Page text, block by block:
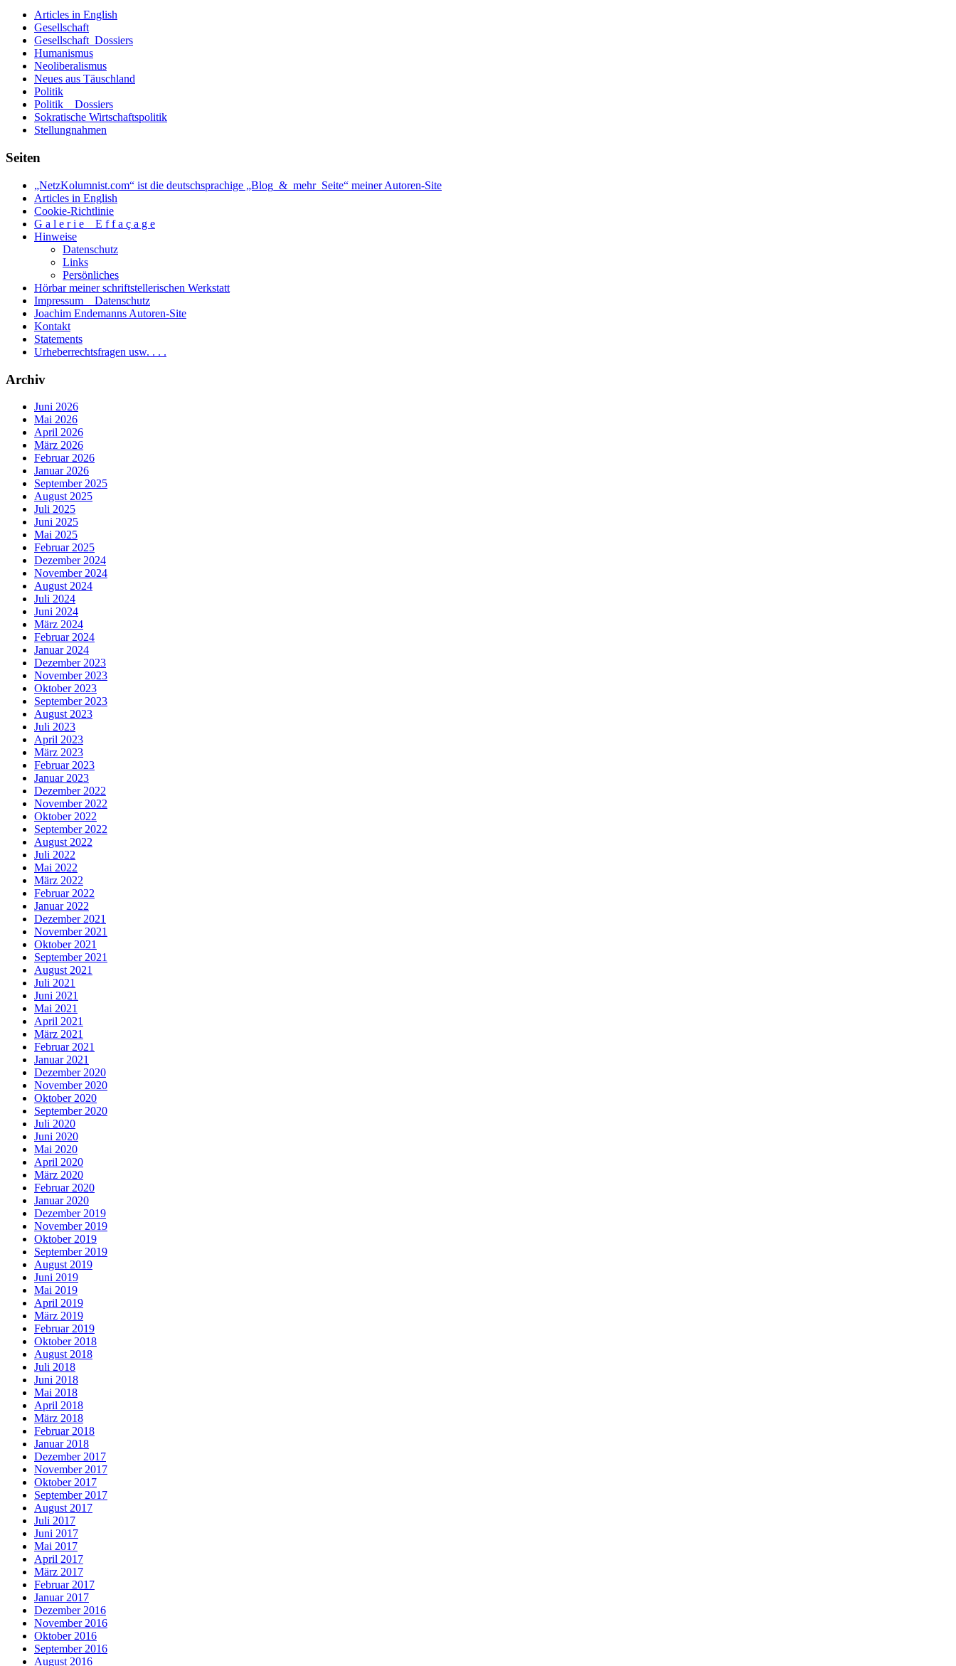
Teil:
«Von
Propaganda
heiligen
Schriften».
Articles in English
Gesellschaft
Gesellschaft_Dossiers
Humanismus
Neoliberalismus
Neues aus Täuschland
Politik
Politik _ Dossiers
Sokratische Wirtschaftspolitik
Stellungnahmen
Seiten
„NetzKolumnist.com“ ist die deutschsprachige „Blog_&_mehr_Seite“ meiner Autoren-Site
Articles in English
Cookie-Richtlinie
G a l e r i e _ E f f a ç a g e
Hinweise
Datenschutz
Links
Persönliches
Hörbar meiner schriftstellerischen Werkstatt
Impressum _ Datenschutz
Joachim Endemanns Autoren-Site
Kontakt
Statements
Urheberrechtsfragen usw. . . .
Archiv
Juni 2026
Mai 2026
April 2026
März 2026
Februar 2026
Januar 2026
September 2025
August 2025
Juli 2025
Juni 2025
Mai 2025
Februar 2025
Dezember 2024
November 2024
August 2024
Juli 2024
Juni 2024
März 2024
Februar 2024
Januar 2024
Dezember 2023
November 2023
Oktober 2023
September 2023
August 2023
Juli 2023
April 2023
März 2023
Februar 2023
Januar 2023
Dezember 2022
November 2022
Oktober 2022
September 2022
August 2022
Juli 2022
Mai 2022
März 2022
Februar 2022
Januar 2022
Dezember 2021
November 2021
Oktober 2021
September 2021
August 2021
Juli 2021
Juni 2021
Mai 2021
April 2021
März 2021
Februar 2021
Januar 2021
Dezember 2020
November 2020
Oktober 2020
September 2020
Juli 2020
Juni 2020
Mai 2020
April 2020
März 2020
Februar 2020
Januar 2020
Dezember 2019
November 2019
Oktober 2019
September 2019
August 2019
Juni 2019
Mai 2019
April 2019
März 2019
Februar 2019
Oktober 2018
August 2018
Juli 2018
Juni 2018
Mai 2018
April 2018
März 2018
Februar 2018
Januar 2018
Dezember 2017
November 2017
Oktober 2017
September 2017
August 2017
Juli 2017
Juni 2017
Mai 2017
April 2017
März 2017
Februar 2017
Januar 2017
Dezember 2016
November 2016
Oktober 2016
September 2016
August 2016